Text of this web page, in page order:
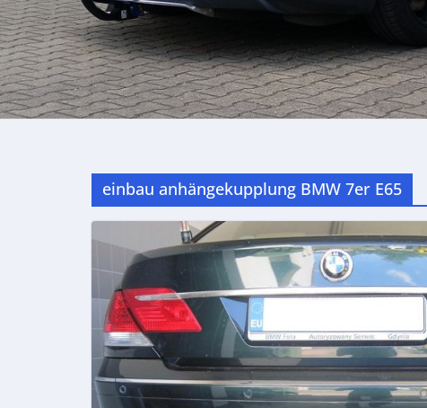
einbau anhängekupplung BMW 7er E65